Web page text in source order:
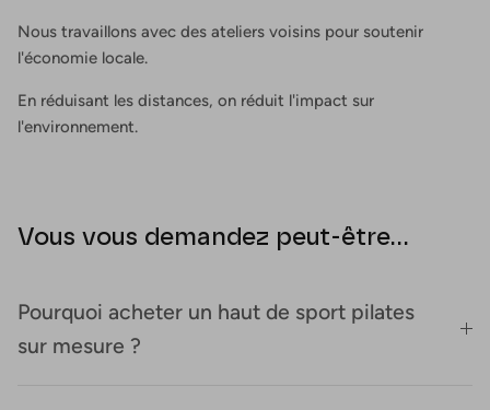
Nous travaillons avec des ateliers voisins pour soutenir
l'économie locale.
En réduisant les distances, on réduit l'impact sur
l'environnement.
Vous vous demandez peut-être...
Pourquoi acheter un haut de sport pilates
sur mesure ?